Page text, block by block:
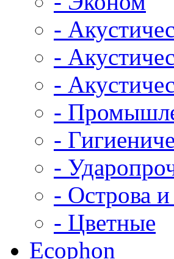
-
-
-
-
-
-
- Острова
- Цветные
Ecophon